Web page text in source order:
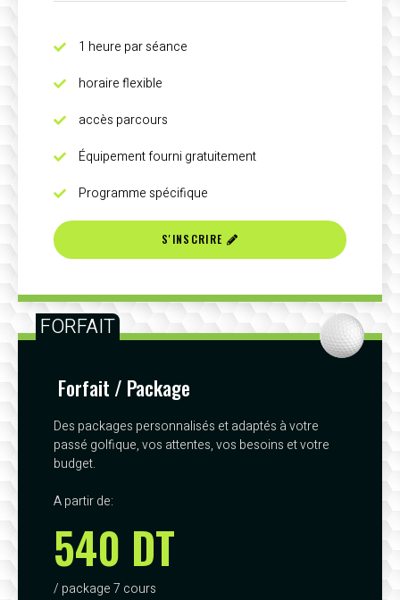
1 heure par séance
horaire flexible
accès parcours
Équipement fourni gratuitement
Programme spécifique
S'INSCRIRE
FORFAIT
Forfait / Package
Des packages personnalisés et adaptés à votre
passé golfique, vos attentes, vos besoins et votre
budget.
A partir de:
540 DT
/ package 7 cours